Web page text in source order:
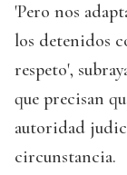
'Pero nos
los detenidos
respeto',
que precisan
autoridad
circunstancia.